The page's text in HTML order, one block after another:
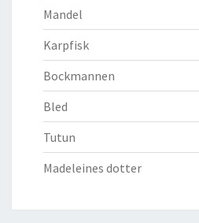
Mandel
Karpfisk
Bockmannen
Bled
Tutun
Madeleines dotter